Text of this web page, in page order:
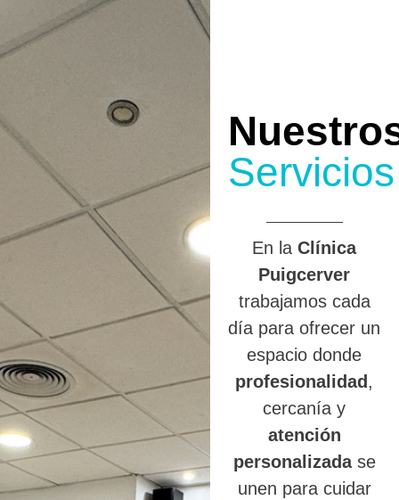
Servicios
En laClínica
Puigcerver
trabajamos cada
día para ofrecer un
espacio donde
profesionalidad ,
cercanía y
atención
personalizadase
unen para cuidar